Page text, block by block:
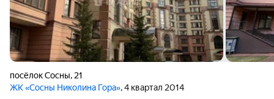
посёлок Сосны, 21
ЖК «Сосны Николина Гора», 4 квартал 2014